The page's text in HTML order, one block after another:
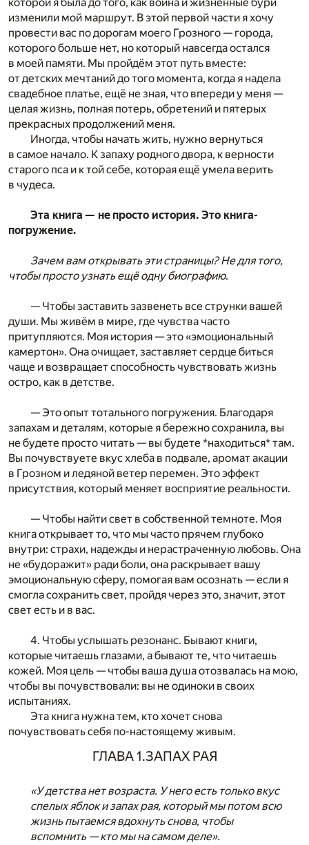
изменили мой маршрут. В этой первой части я хочу
провести вас по дорогам моего Грозного — города,
которого больше нет, но который навсегда остался
в моей памяти. Мы пройдём этот путь вместе:
от детских мечтаний до того момента, когда я надела
свадебное платье, ещё не зная, что впереди у меня —
целая жизнь, полная потерь, обретений и пятерых
прекрасных продолжений меня.
Иногда, чтобы начать жить, нужно вернуться
в самое начало. К запаху родного двора, к верности
старого пса и к той себе, которая ещё умела верить
в чудеса.
Эта книга — не просто история. Это книга-
погружение.
Зачем вам открывать эти страницы? Не для того,
чтобы просто узнать ещё одну биографию.
— Чтобы заставить зазвенеть все струнки вашей
души. Мы живём в мире, где чувства часто
притупляются. Моя история — это «эмоциональный
камертон». Она очищает, заставляет сердце биться
чаще и возвращает способность чувствовать жизнь
остро, как в детстве.
— Это опыт тотального погружения. Благодаря
запахам и деталям, которые я бережно сохранила, вы
не будете просто читать — вы будете *находиться* там.
Вы почувствуете вкус хлеба в подвале, аромат акации
в Грозном и ледяной ветер перемен. Это эффект
присутствия, который меняет восприятие реальности.
— Чтобы найти свет в собственной темноте. Моя
книга открывает то, что мы часто прячем глубоко
внутри: страхи, надежды и нерастраченную любовь. Она
не «будоражит» ради боли, она раскрывает вашу
эмоциональную сферу, помогая вам осознать — если я
смогла сохранить свет, пройдя через это, значит, этот
свет есть и в вас.
4. Чтобы услышать резонанс. Бывают книги,
которые читаешь глазами, а бывают те, что читаешь
кожей. Моя цель — чтобы ваша душа отозвалась на мою,
чтобы вы почувствовали: вы не одиноки в своих
испытаниях.
Эта книга нужна тем, кто хочет снова
почувствовать себя по-настоящему живым.
ГЛАВА 1.ЗАПАХ РАЯ
«У детства нет возраста. У него есть только вкус
спелых яблок и запах рая, который мы потом всю
жизнь пытаемся вдохнуть снова, чтобы
вспомнить — кто мы на самом деле».